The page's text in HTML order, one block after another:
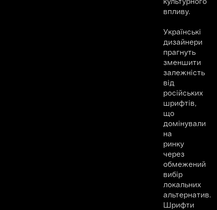
впливу.
Українські
дизайнери
прагнуть
зменшити
залежність
від
російських
шрифтів,
що
домінували
на
ринку
через
обмежений
вибір
локальних
альтернатив.
Шрифти